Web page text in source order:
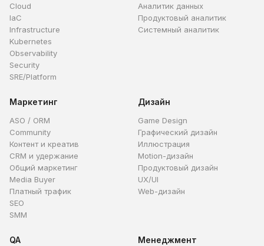
Cloud
IaC
Infrastructure
Kubernetes
Observability
Security
SRE/Platform
Аналитик данных
Продуктовый аналитик
Системный аналитик
Маркетинг
ASO / ORM
Community
Контент и креатив
CRM и удержание
Общий маркетинг
Media Buyer
Платный трафик
SEO
SMM
Дизайн
Game Design
Графический дизайн
Иллюстрация
Motion-дизайн
Продуктовый дизайн
UX/UI
Web-дизайн
QA Менеджмент